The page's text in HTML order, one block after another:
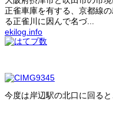
正雀車庫を有する、京都線
る正雀川に因んで名づ...
ekilog.info
今度は岸辺駅の北口に回る